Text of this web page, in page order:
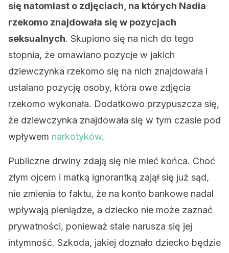
się natomiast o zdjęciach, na których Nadia
rzekomo znajdowała się w pozycjach
seksualnych. Skupiono się na nich do tego
stopnia, że omawiano pozycje w jakich
dziewczynka rzekomo się na nich znajdowała i
ustalano pozycję osoby, która owe zdjęcia
rzekomo wykonała. Dodatkowo przypuszcza się,
że dziewczynka znajdowała się w tym czasie pod
wpływem narkotyków.
Publiczne drwiny zdają się nie mieć końca. Choć
złym ojcem i matką ignorantką zajął się już sąd,
nie zmienia to faktu, że na konto bankowe nadal
wpływają pieniądze, a dziecko nie może zaznać
prywatności, ponieważ stale narusza się jej
intymność. Szkoda, jakiej doznało dziecko będzie